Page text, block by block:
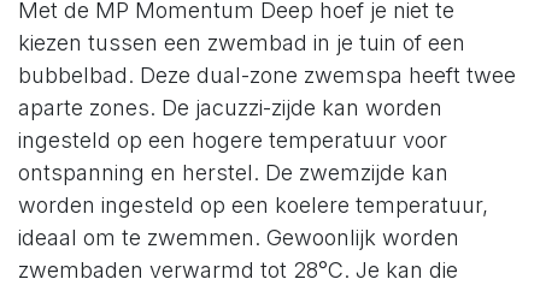
Met de MP Momentum Deep hoef je niet te
kiezen tussen een zwembad in je tuin of een
bubbelbad. Deze dual-zone zwemspa heeft twee
aparte zones. De jacuzzi-zijde kan worden
ingesteld op een hogere temperatuur voor
ontspanning en herstel. De zwemzijde kan
worden ingesteld op een koelere temperatuur,
ideaal om te zwemmen. Gewoonlijk worden
zwembaden verwarmd tot 28°C. Je kan die